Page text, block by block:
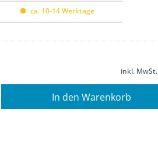
ca. 10-14 Werktage
inkl. MwSt.
In den Warenkorb